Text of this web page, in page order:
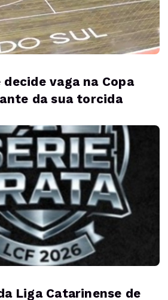
vaga na Copa
da sua torcida
Liga Catarinense de